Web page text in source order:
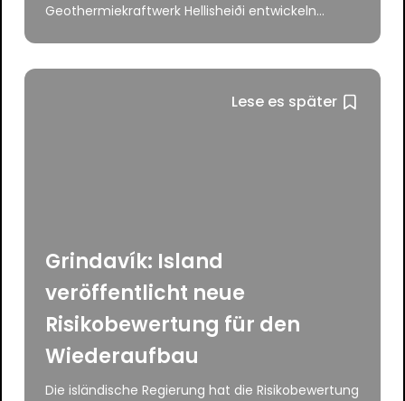
Geothermiekraftwerk Hellisheiði entwickeln...
Lese es später
Grindavík: Island
veröffentlicht neue
Risikobewertung für den
Wiederaufbau
Die isländische Regierung hat die Risikobewertung